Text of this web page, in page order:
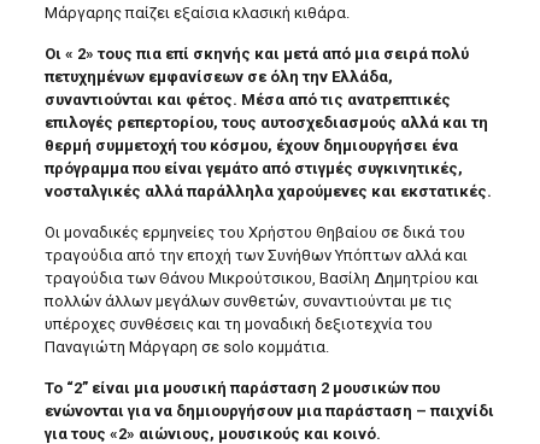
Μάργαρης παίζει εξαίσια κλασική κιθάρα.
Οι « 2» τους πια επί σκηνής και μετά από μια σειρά πολύ
πετυχημένων εμφανίσεων σε όλη την Ελλάδα,
συναντιούνται και φέτος. Μέσα από τις ανατρεπτικές
επιλογές ρεπερτορίου, τους αυτοσχεδιασμούς αλλά και τη
θερμή συμμετοχή του κόσμου, έχουν δημιουργήσει ένα
πρόγραμμα που είναι γεμάτο από στιγμές συγκινητικές,
νοσταλγικές αλλά παράλληλα χαρούμενες και εκστατικές.
Οι μοναδικές ερμηνείες του Χρήστου Θηβαίου σε δικά του
τραγούδια από την εποχή των Συνήθων Υπόπτων αλλά και
τραγούδια των Θάνου Μικρούτσικου, Βασίλη Δημητρίου και
πολλών άλλων μεγάλων συνθετών, συναντιούνται με τις
υπέροχες συνθέσεις και τη μοναδική δεξιοτεχνία του
Παναγιώτη Μάργαρη σε solo κομμάτια.
Το “2” είναι μια μουσική παράσταση 2 μουσικών που
ενώνονται για να δημιουργήσουν μια παράσταση – παιχνίδι
για τους «2» αιώνιους, μουσικούς και κοινό.